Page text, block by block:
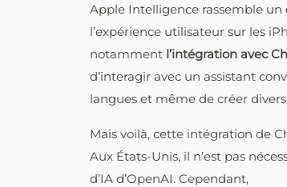
Apple Intelligence rassemble un
l’expérience utilisateur sur les
notamment l’intégration avec
d’interagir avec un assistant
langues et même de créer
Mais voilà, cette intégration de
Aux États-Unis, il n’est pas
d’IA d’OpenAI. Cependant,